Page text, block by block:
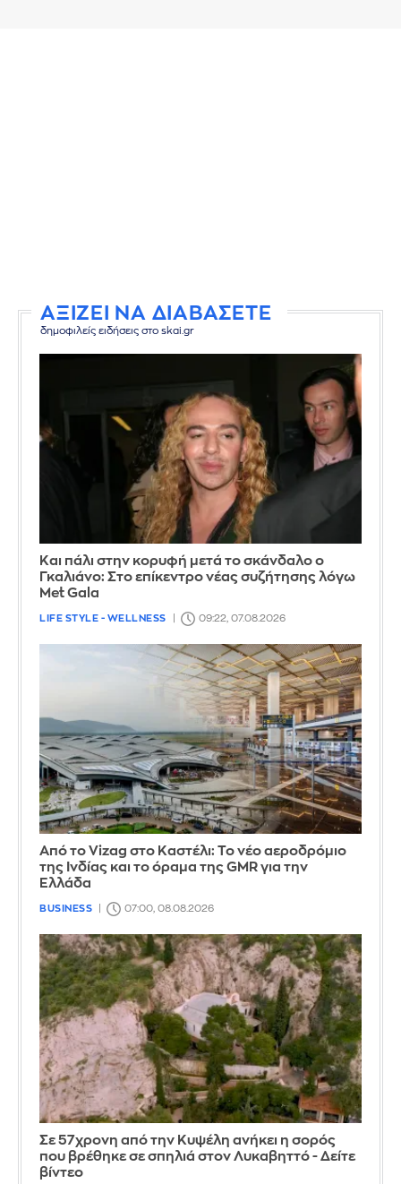
ΑΞΙΖΕΙ ΝΑ ΔΙΑΒΑΣΕΤΕ
δημοφιλείς ειδήσεις στο skai.gr
Και πάλι στην κορυφή μετά το σκάνδαλο ο
Γκαλιάνο: Στο επίκεντρο νέας συζήτησης λόγω
Met Gala
LIFE STYLE - WELLNESS 09:22, 07.08.2026
Από το Vizag στο Καστέλι: Το νέο αεροδρόμιο
της Ινδίας και το όραμα της GMR για την
Ελλάδα
BUSINESS 07:00, 08.08.2026
Σε 57χρονη από την Κυψέλη ανήκει η σορός
που βρέθηκε σε σπηλιά στον Λυκαβηττό - Δείτε
βίντεο